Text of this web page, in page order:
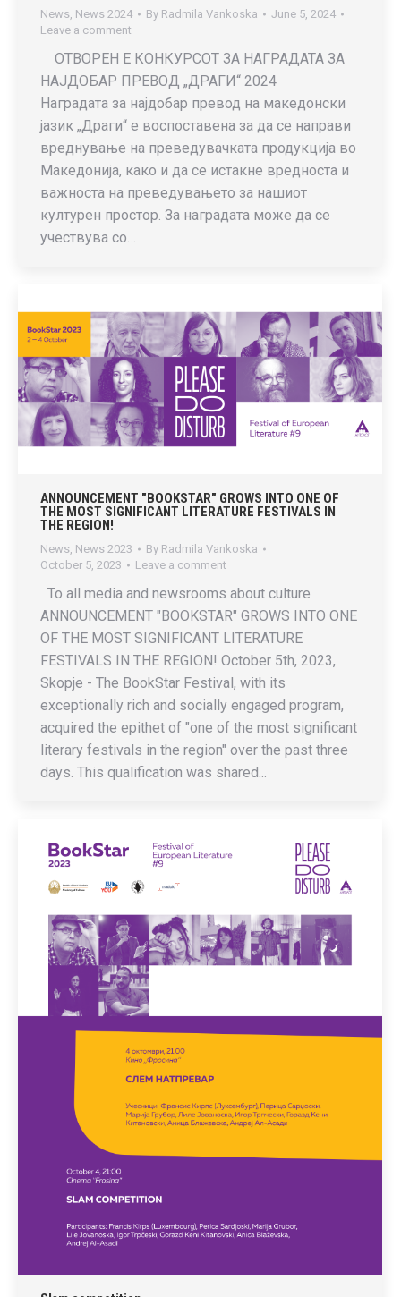
News, News 2024 By Radmila Vankoska
June 5, 2024
Leave a comment
ОТВОРЕН Е КОНКУРСОТ ЗА НАГРАДАТА ЗА
НАЈДОБАР ПРЕВОД „ДРАГИ“ 2024
Наградата за најдобар превод на македонски
јазик „Драги“ е воспоставена за да се направи
вреднување на преведувачката продукција во
Македонија, како и да се истакне вредноста и
важноста на преведувањето за нашиот
културен простор. За наградата може да се
учествува со…
ANNOUNCEMENT "BOOKSTAR" GROWS INTO ONE OF
THE MOST SIGNIFICANT LITERATURE FESTIVALS IN
THE REGION!
News, News 2023 By Radmila Vankoska
October 5, 2023
Leave a comment
To all media and newsrooms about culture
ANNOUNCEMENT "BOOKSTAR" GROWS INTO ONE
OF THE MOST SIGNIFICANT LITERATURE
FESTIVALS IN THE REGION! October 5th, 2023,
Skopje - The BookStar Festival, with its
exceptionally rich and socially engaged program,
acquired the epithet of "one of the most significant
literary festivals in the region" over the past three
days. This qualification was shared...